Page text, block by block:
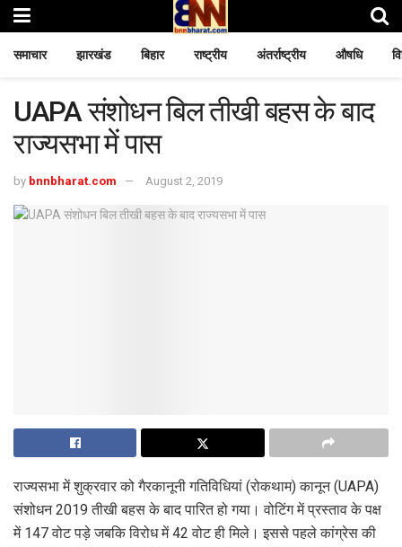
समाचार झारखंड बिहार राष्ट्रीय अंतर्राष्ट्रीय औषधि
UAPA संशोधन बिल तीखी बहस के बाद
राज्यसभा में पास
by bnnbharat.com August 2, 2019
राज्यसभा में शुक्रवार को गैरकानूनी गतिविधियां (रोकथाम) कानून (UAPA)
संशोधन 2019 तीखी बहस के बाद पारित हो गया। वोटिंग में प्रस्ताव के पक्ष
में 147 वोट पड़े जबकि विरोध में 42 वोट ही मिले। इससे पहले कांग्रेस की